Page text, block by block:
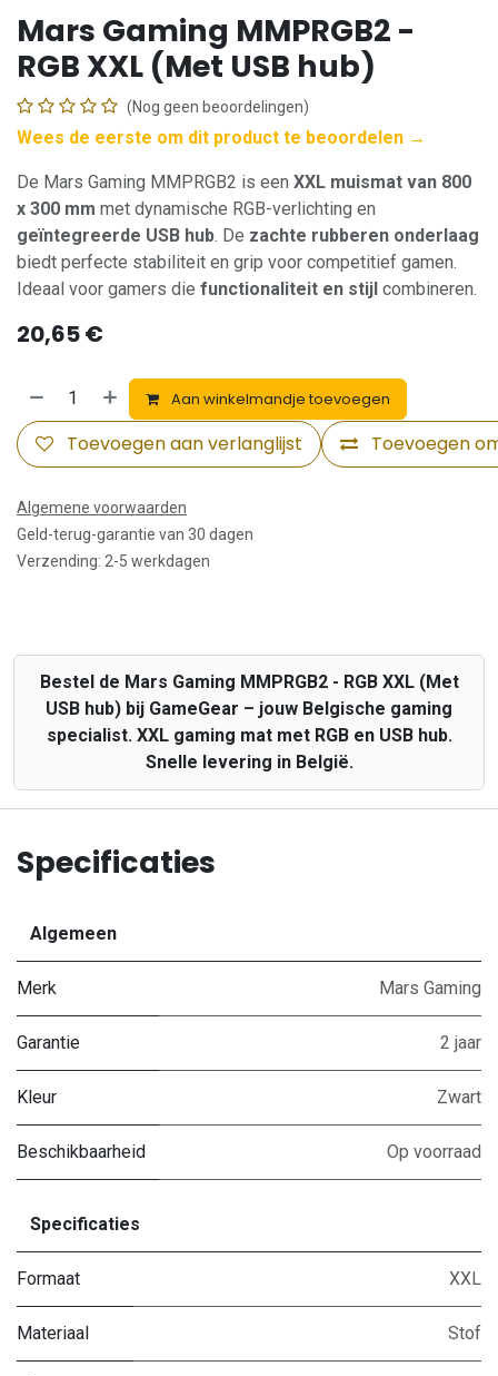
Mars Gaming MMPRGB2 -
RGB XXL (Met USB hub)
(Nog geen beoordelingen)
Wees de eerste om dit product te beoordelen →
De Mars Gaming MMPRGB2 is een XXL muismat van 800
x 300 mm met dynamische RGB-verlichting en
geïntegreerde USB hub. De zachte rubberen onderlaag
biedt perfecte stabiliteit en grip voor competitief gamen.
Ideaal voor gamers die functionaliteit en stijl combineren.
20,65€
Aan winkelmandje toevoegen
Toevoegen
Toevoegen aan verlanglijst
Algemene voorwaarden
Geld-terug-garantie van 30 dagen
Verzending: 2-5 werkdagen
Bestel de Mars Gaming MMPRGB2 - RGB XXL (Met
USB hub) bij GameGear – jouw Belgische gaming
specialist. XXL gaming mat met RGB en USB hub.
Snelle levering in België.
Specificaties
Algemeen
Merk Mars Gaming
Garantie 2 jaar
Kleur Zwart
Beschikbaarheid Op voorraad
Specificaties
Formaat XXL
Materiaal Stof